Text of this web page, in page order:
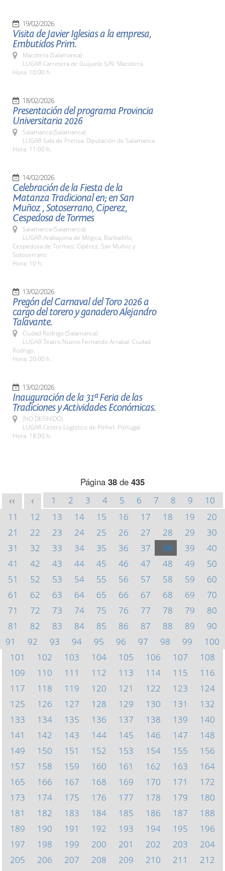
19/02/2026
Visita de Javier Iglesias a la empresa,
Embutidos Prim.
Macotera (Salamanca)
LUGAR Carretera de Guijuelo S/N. Macotera.
Hora: 10:00 h.
18/02/2026
Presentación del programa Provincia
Universitaria 2026
Salamanca (Salamanca)
LUGAR Sala de Prensa. Diputación de Salamanca
Hora: 11:00 h.
14/02/2026
Celebración de la Fiesta de la
Matanza Tradicional en; en San
Muñoz , Sotoserrano, Ciperez,
Cespedosa de Tormes
Salamanca (Salamanca)
LUGAR Arabayona de Mógica, Barbadillo,
Cespedosa de Tormes, Cipérez, San Muñoz y
Sotoserrano
Hora: 10 h.
13/02/2026
Pregón del Carnaval del Toro 2026 a
cargo del torero y ganadero Alejandro
Talavante.
Ciudad Rodrigo (Salamanca)
LUGAR Teatro Nuevo Fernando Arrabal. Ciudad
Rodrigo.
Hora: 20:00 h.
13/02/2026
Inauguración de la 31ª Feria de las
Tradiciones y Actividades Económicas.
(NO DEFINIDO)
LUGAR Centro Logístico de Pinhel. Portugal
Hora: 18:00 h.
Página 38 de 435
<< < 1 2 3 4 5 6 7 8 9
10
11
12 13 14 15 16 17 18 19
20
21
22 23 24 25 26 27 28 29
30
31
32 33 34 35 36 37 38 39
40
41
42 43 44 45 46 47 48 49
50
51
52 53 54 55 56 57 58 59
60
61
62 63 64 65 66 67 68 69
70
71
72 73 74 75 76 77 78 79
80
81
82 83 84 85 86 87 88 89
90
91
92 93 94 95 96 97 98 99
100
101
102 103 104 105 106 107
108
109
110 111 112 113 114 115
116
117
118 119 120 121 122 123
124
125
126 127 128 129 130 131
132
133
134 135 136 137 138 139
140
141
142 143 144 145 146 147
148
149
150 151 152 153 154 155
156
157
158 159 160 161 162 163
164
165
166 167 168 169 170 171
172
173
174 175 176 177 178 179
180
181
182 183 184 185 186 187
188
189
190 191 192 193 194 195
196
197
198 199 200 201 202 203
204
205
206 207 208 209 210 211
212